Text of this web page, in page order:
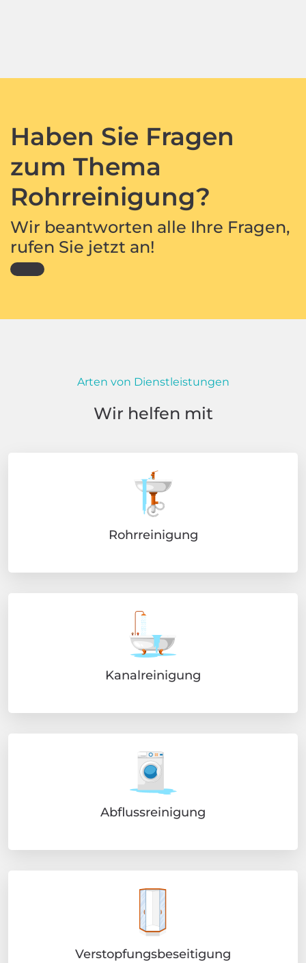
Haben Sie Fragen
zum Thema
Rohrreinigung?
Wir beantworten alle Ihre Fragen,
rufen Sie jetzt an!
Arten von Dienstleistungen
Wir helfen mit
Rohrreinigung
Kanalreinigung
Abflussreinigung
Verstopfungsbeseitigung